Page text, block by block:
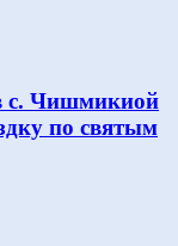
с. Чишмикиой
по святым